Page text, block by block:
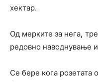
хектар.
Од мерките за нега,
редовно наводнување
Се бере кога розетата